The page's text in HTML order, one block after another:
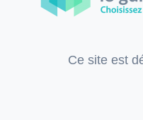
Ce site est